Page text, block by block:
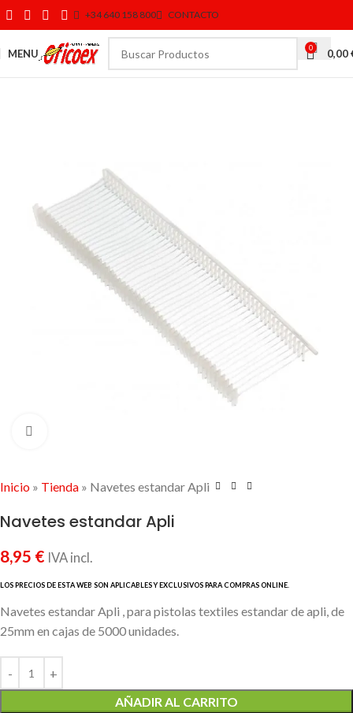
+34 640 158 800 CONTACTO
MENU 0 0,00
Inicio » Tienda » Navetes estandar Apli
Navetes estandar Apli
8,95 € IVA incl.
Navetes estandar Apli , para pistolas textiles estandar de apli, de
25mm en cajas de 5000 unidades.
AÑADIR AL CARRITO